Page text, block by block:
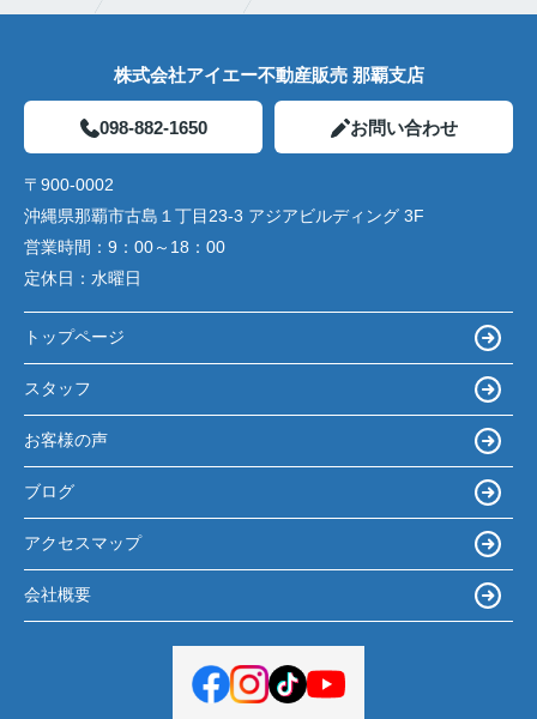
株式会社アイエー不動産販売 那覇支店
098-882-1650 お問い合わせ
〒900-0002
沖縄県那覇市古島１丁目23-3 アジアビルディング 3F
営業時間： 9：00～18：00
定休日： 水曜日
トップページ
スタッフ
お客様の声
ブログ
アクセスマップ
会社概要